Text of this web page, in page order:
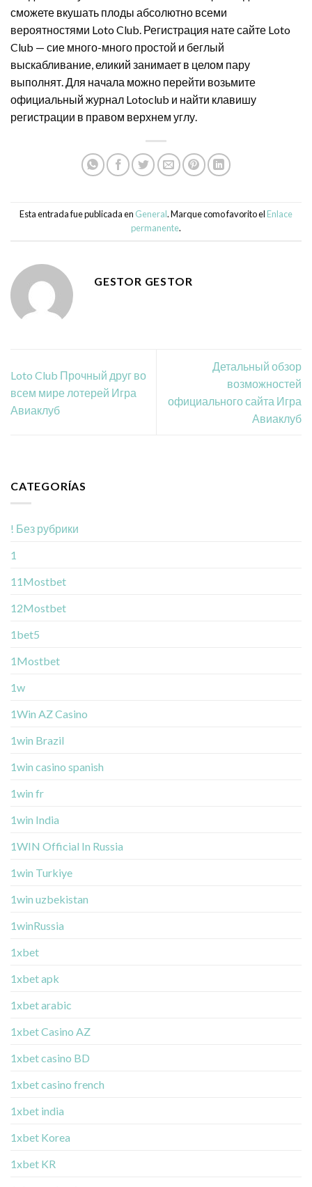
сможете вкушать плоды абсолютно всеми
вероятностями Loto Club. Регистрация нате сайте Loto
Club — сие много-много простой и беглый
выскабливание, еликий занимает в целом пару
выполнят. Для начала можно перейти возьмите
официальный журнал Lotoclub и найти клавишу
регистрации в правом верхнем углу.
Esta entrada fue publicada en General. Marque como favorito el Enlace
permanente.
GESTOR GESTOR
Loto Club Прочный друг во
всем мире лотерей Игра
Авиаклуб
Детальный обзор
возможностей
официального сайта Игра
Авиаклуб
CATEGORÍAS
! Без рубрики
1
11Mostbet
12Mostbet
1bet5
1Mostbet
1w
1Win AZ Casino
1win Brazil
1win casino spanish
1win fr
1win India
1WIN Official In Russia
1win Turkiye
1win uzbekistan
1winRussia
1xbet
1xbet apk
1xbet arabic
1xbet Casino AZ
1xbet casino BD
1xbet casino french
1xbet india
1xbet Korea
1xbet KR